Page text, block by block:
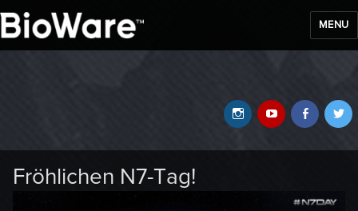
MENU
YouTube
Instagram
Fröhlichen N7-Tag!